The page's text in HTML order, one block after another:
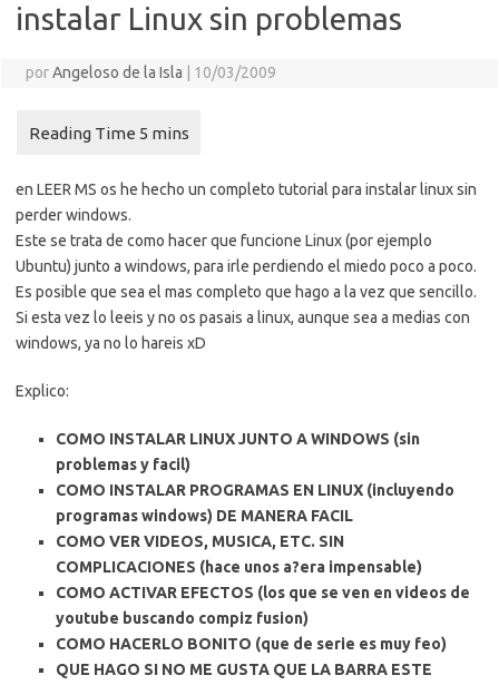
instalar Linux sin problemas
porAngeloso de la Isla 10/03/2009
en LEER MS os he hecho un completo tutorial para instalar linux sin
perder windows.
Este se trata de como hacer que funcione Linux (por ejemplo
Ubuntu) junto a windows, para irle perdiendo el miedo poco a poco.
Es posible que sea el mas completo que hago a la vez que sencillo.
Si esta vez lo leeis y no os pasais a linux, aunque sea a medias con
windows, ya no lo hareis xD
Explico:
COMO INSTALAR LINUX JUNTO A WINDOWS (sin
problemas y facil)
COMO INSTALAR PROGRAMAS EN LINUX (incluyendo
programas windows) DE MANERA FACIL
COMO VER VIDEOS, MUSICA, ETC. SIN
COMPLICACIONES (hace unos a?era impensable)
COMO ACTIVAR EFECTOS (los que se ven en videos de
youtube buscando compiz fusion)
COMO HACERLO BONITO (que de serie es muy feo)
QUE HAGO SI NO ME GUSTA QUE LA BARRA ESTE